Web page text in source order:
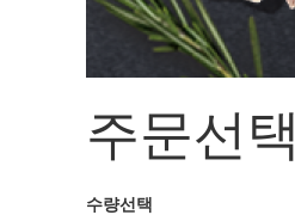
주문선택
수량선택